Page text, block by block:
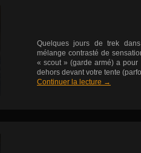
Quelques jours de trek
mélange contrasté de
« scout » (garde armé) a
dehors devant votre tente
Continuer la lecture →